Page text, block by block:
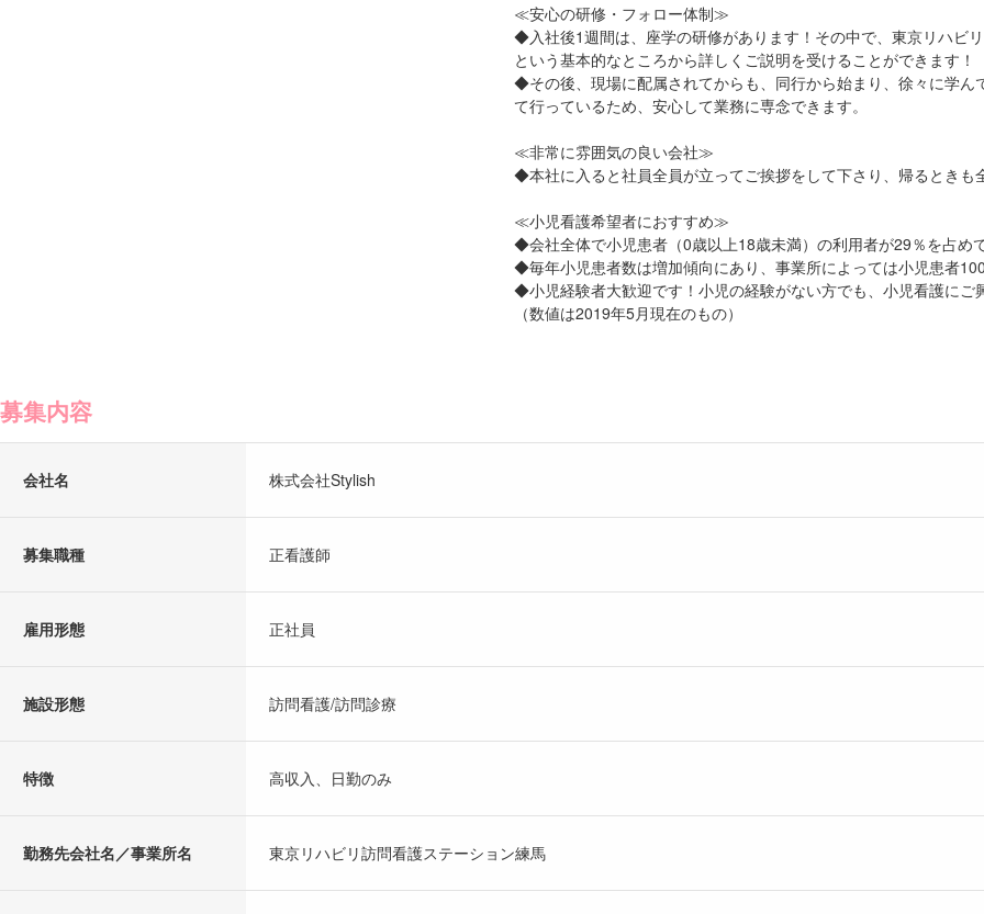
≪安心の研修・フォロー体制≫
◆入社後1週間は、座学の研修があります！その中で、東京リハビ
という基本的なところから詳しくご説明を受けることができます！
◆その後、現場に配属されてからも、同行から始まり、徐々に学
て行っているため、安心して業務に専念できます。
≪非常に雰囲気の良い会社≫
◆本社に入ると社員全員が立ってご挨拶をして下さり、帰るとき
≪小児看護希望者におすすめ≫
◆会社全体で小児患者（0歳以上18歳未満）の利用者が29％を占め
◆毎年小児患者数は増加傾向にあり、事業所によっては小児患者
◆小児経験者大歓迎です！小児の経験がない方でも、小児看護にご
（数値は2019年5月現在のもの）
募集内容
会社名 株式会社Stylish
募集職種 正看護師
雇用形態 正社員
施設形態 訪問看護/訪問診療
特徴 高収入、日勤のみ
勤務先会社名／事業所名 東京リハビリ訪問看護ステーション練馬